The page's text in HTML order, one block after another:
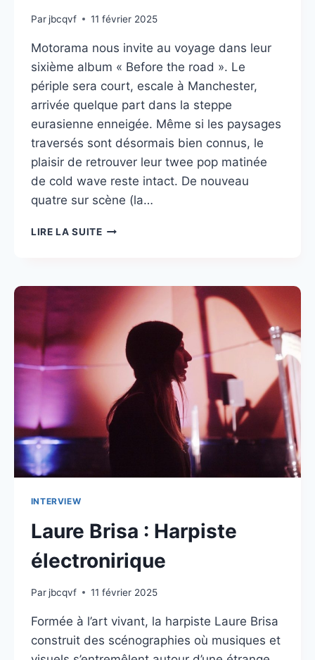
Par jbcqvf 11 février 2025
Motorama nous invite au voyage dans leur
sixième album « Before the road ». Le
périple sera court, escale à Manchester,
arrivée quelque part dans la steppe
eurasienne enneigée. Même si les paysages
traversés sont désormais bien connus, le
plaisir de retrouver leur twee pop matinée
de cold wave reste intact. De nouveau
quatre sur scène (la…
LIRE LA SUITEMOTORAMA
BOUT
LA
STEPPE
INTERVIEW
Laure Brisa : Harpiste
électronirique
Par jbcqvf 11 février 2025
Formée à l’art vivant, la harpiste Laure Brisa
construit des scénographies où musiques et